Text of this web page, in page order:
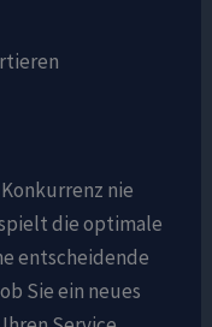
nie
die optimale
entscheidende
Sie ein neues